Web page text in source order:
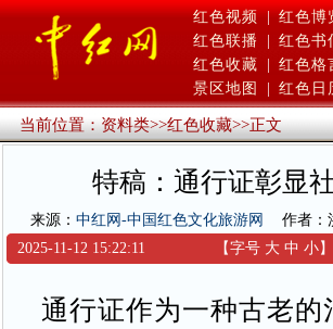
红色视频 | 红色博
红色联播
红色书
红色收藏
红色格
景区地图
红色日
当前位置：资料类>>红色收藏>>正文
特稿：通行证彰显
来源： 中红网-中国红色文化旅游网 作者：
2025-11-12 15:22:11
【字号 大 中 小】
通行证作为一种古老的